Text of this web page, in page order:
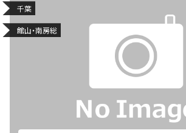
千葉
館山・南房総